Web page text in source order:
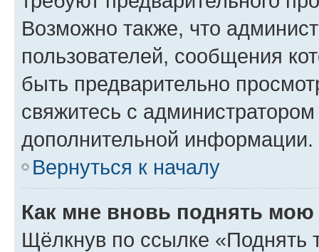
Возможно также, что
пользователей, сообщения
быть предварительно
свяжитесь с
дополнительной информации.
Вернуться к началу
Как мне вновь поднять мою
Щёлкнув по ссылке «Поднять